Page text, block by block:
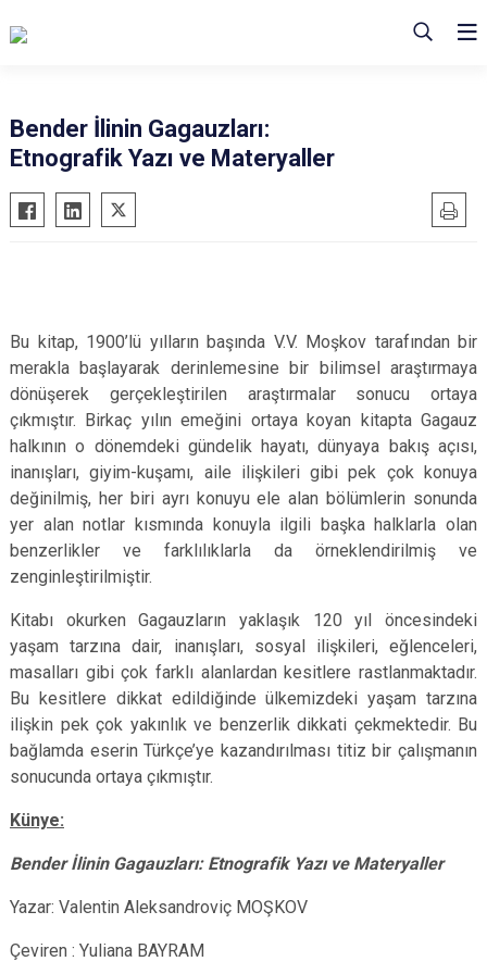
Bender İlinin Gagauzları:
Etnografik Yazı ve Materyaller
Bu kitap, 1900’lü yılların başında V.V. Moşkov tarafından bir
merakla başlayarak derinlemesine bir bilimsel araştırmaya
dönüşerek gerçekleştirilen araştırmalar sonucu ortaya
çıkmıştır. Birkaç yılın emeğini ortaya koyan kitapta Gagauz
halkının o dönemdeki gündelik hayatı, dünyaya bakış açısı,
inanışları, giyim-kuşamı, aile ilişkileri gibi pek çok konuya
değinilmiş, her biri ayrı konuyu ele alan bölümlerin sonunda
yer alan notlar kısmında konuyla ilgili başka halklarla olan
benzerlikler ve farklılıklarla da örneklendirilmiş ve
zenginleştirilmiştir.
Kitabı okurken Gagauzların yaklaşık 120 yıl öncesindeki
yaşam tarzına dair, inanışları, sosyal ilişkileri, eğlenceleri,
masalları gibi çok farklı alanlardan kesitlere rastlanmaktadır.
Bu kesitlere dikkat edildiğinde ülkemizdeki yaşam tarzına
ilişkin pek çok yakınlık ve benzerlik dikkati çekmektedir. Bu
bağlamda eserin Türkçe’ye kazandırılması titiz bir çalışmanın
sonucunda ortaya çıkmıştır.
Künye:
Bender İlinin Gagauzları: Etnografik Yazı ve Materyaller
Yazar: Valentin Aleksandroviç MOŞKOV
Çeviren : Yuliana BAYRAM